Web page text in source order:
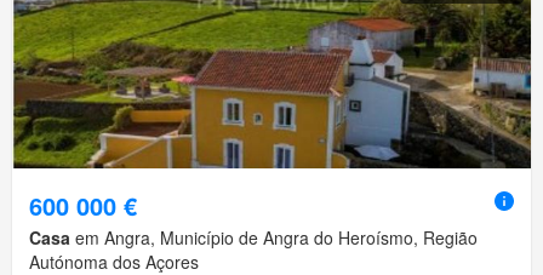
600 000 €
Casa em Angra, Município de Angra do Heroísmo, Região
Autónoma dos Açores